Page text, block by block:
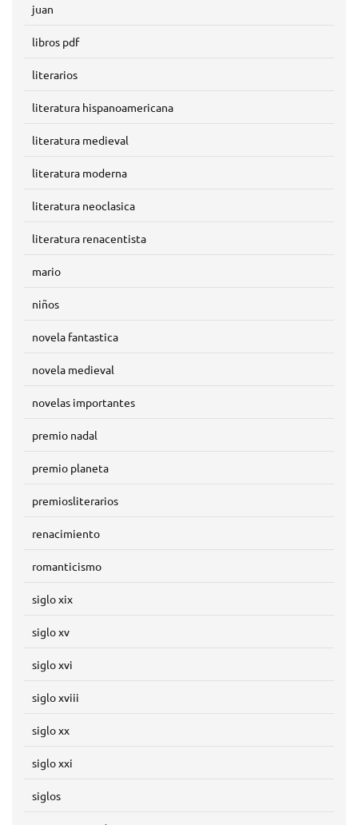
juan
libros pdf
literarios
literatura hispanoamericana
literatura medieval
literatura moderna
literatura neoclasica
literatura renacentista
mario
niños
novela fantastica
novela medieval
novelas importantes
premio nadal
premio planeta
premiosliterarios
renacimiento
romanticismo
siglo xix
siglo xv
siglo xvi
siglo xviii
siglo xx
siglo xxi
siglos